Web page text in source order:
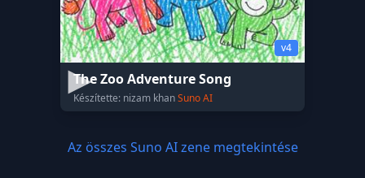
v4
The Zoo Adventure Song
Készítette: nizam khanSuno AI
Az összes Suno AI zene megtekintése